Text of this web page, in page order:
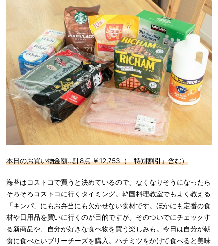
本日のお買い物金額…計8点 ￥12,753（「特別割引」含む）
海苔はコストコで買うと決めているので、なくなりそうになったら
そろそろコストコに行くタイミング。韓国料理教室でもよく教える
「キンパ」にもお弁当にも欠かせない食材です。ほかにも定番の食
材や日用品を買いに行くのが目的ですが、そのついでにチェックす
る新商品や、自分が好きな食べ物を買う楽しみも。今日は自分が朝
食に食べたいブリーチーズを購入。ハチミツをかけて食べると美味